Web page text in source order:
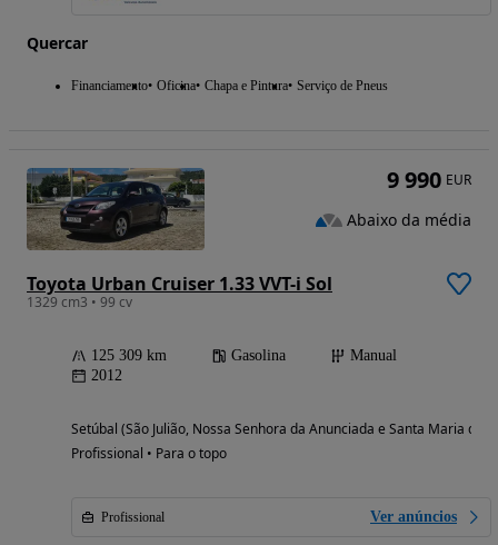
Quercar
Financiamento Oficina Chapa e Pintura Serviço de Pneus
Toyota Urban Cruiser 1.33 VVT-i Sol
1329 cm3 • 99 cv
125 309 km Gasolina
Manual
2012
Setúbal (São Julião, Nossa Senhora da Anunciada e Santa Maria da
Profissional • Para o topo
Profissional Ver anúncios
9 990 EUR
Abaixo da média